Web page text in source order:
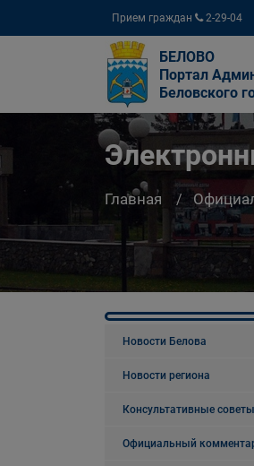
Прием граждан 2-29-04
БЕЛОВО
Портал
Беловского
Главная
Новости Белова
Новости региона
Консультативные советы
Официальный